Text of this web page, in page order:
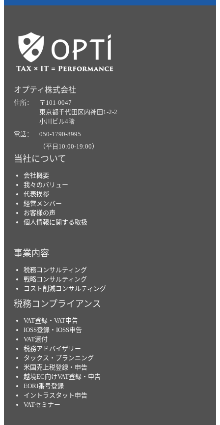
オプティ株式会社
住所： 〒101-0047
東京都千代田区内神田1-2-2
小川ビル4階
電話： 050-1790-8995
（平日10:00-19:00）
当社について
会社概要
我々のバリュー
代表挨拶
経営メンバー
お客様の声
個人情報に関する取扱
事業内容
税務コンサルティング
戦略コンサルティング
コスト削減コンサルティング
税務コンプライアンス
VAT登録・VAT申告
IOSS登録・IOSS申告
VAT還付
税務アドバイザリー
タックス・プランニング
米国売上税登録・申告
越境EC向けVAT登録・申告
EORI番号登録
イントラスタット申告
VATセミナー